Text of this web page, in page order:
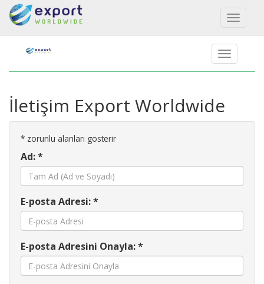
Toggle
İletişim Export Worldwide
* zorunlu alanları gösterir
Ad: *
E-posta Adresi: *
E-posta Adresini Onayla: *